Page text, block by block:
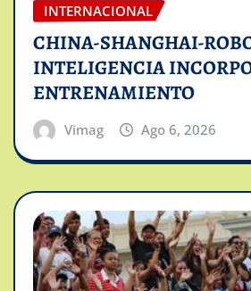
INTERNACIONAL
CHINA-SHANGHAI-
INTELIGENCIA
ENTRENAMIENTO
Vimag Ago 6, 2026